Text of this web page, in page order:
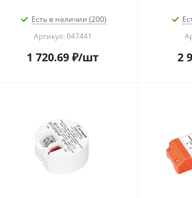
Есть в наличии (200)
Артикул: 047441
1 720.69 ₽/шт 2